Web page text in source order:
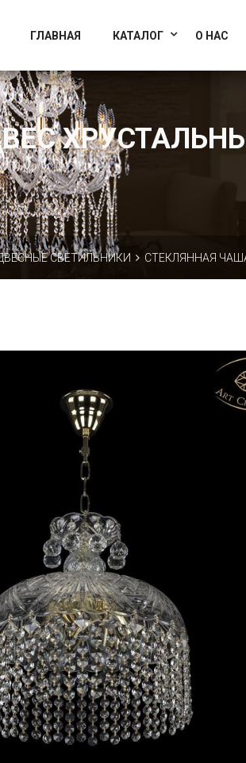
Art Crystal Light
ГЛАВНАЯ
КАТАЛОГ О НАС
ХРУСТАЛЬНЫЙ
СВЕТИЛЬНИКИ СТЕКЛЯННАЯ